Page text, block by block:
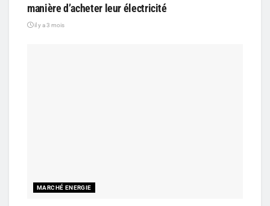
manière d’acheter leur électricité
il y a 3 mois
MARCHÉ ENERGIE